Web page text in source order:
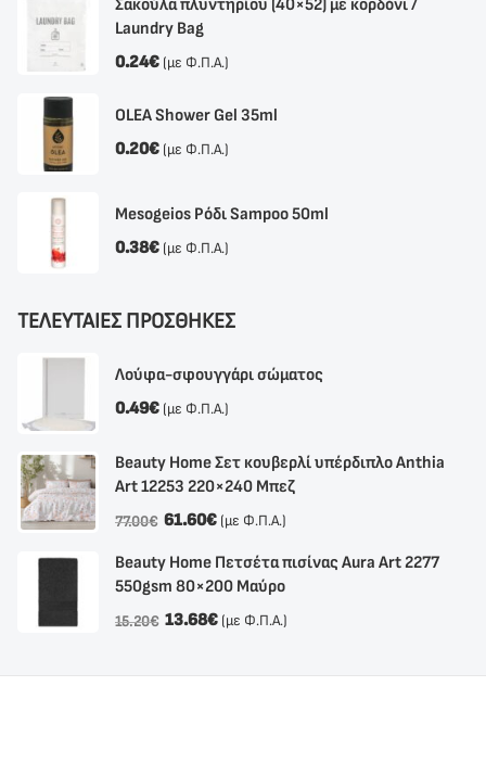
Σακούλα πλυντηρίου (40×52) με κορδόνι /
Laundry Bag
0.24€ (με Φ.Π.Α.)
OLEA Shower Gel 35ml
0.20€ (με Φ.Π.Α.)
Mesogeios Ρόδι Sampoo 50ml
0.38€ (με Φ.Π.Α.)
ΤΕΛΕΥΤΑΙΕΣ ΠΡΟΣΘΗΚΕΣ
Λούφα-σφουγγάρι σώματος
0.49€ (με Φ.Π.Α.)
Beauty Home Σετ κουβερλί υπέρδιπλο Anthia
Αrt 12253 220×240 Μπεζ
77.00€ 61.60€ (με Φ.Π.Α.)
Beauty Home Πετσέτα πισίνας Aura Art 2277
550gsm 80×200 Μαύρο
15.20€ 13.68€ (με Φ.Π.Α.)